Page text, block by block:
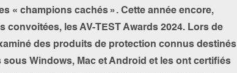
« champions cachés ». Cette année encore,
convoitées, les AV-TEST Awards 2024. Lors de
des produits de protection connus destinés
Windows, Mac et Android et les ont certifiés